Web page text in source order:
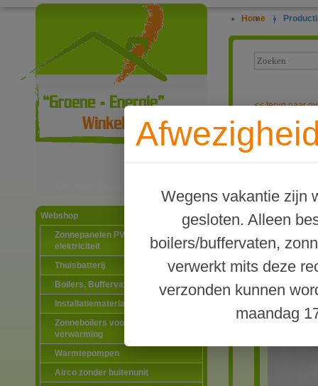
Webshop
Zonnepanelen PV-systemen
elektriciteit
Thuisbatterij
Boilers, Buffervaten en toebehoren
Installatiematerialen
Zonneboilers voor warmtapwater en
verwarming
Warmtepompen
Airco zonder buitenunit
Home |
Wegens vakantie zijn
gesloten. Alleen
boilers/buffervaten,
verwerkt mits deze
verzonden kunnen
maandag
<<terug naar
Caleffi